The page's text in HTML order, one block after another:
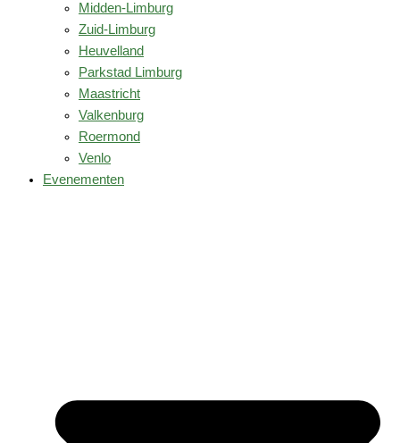
Midden-Limburg
Zuid-Limburg
Heuvelland
Parkstad Limburg
Maastricht
Valkenburg
Roermond
Venlo
Evenementen